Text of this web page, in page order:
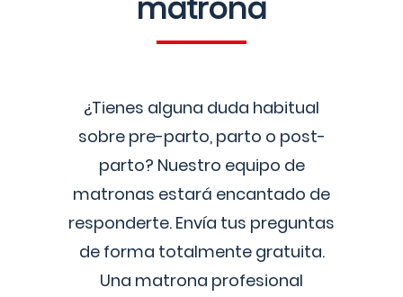
matrona
¿Tienes alguna duda habitual
sobre pre-parto, parto o post-
parto? Nuestro equipo de
matronas estará encantado de
responderte. Envía tus preguntas
de forma totalmente gratuita.
Una matrona profesional